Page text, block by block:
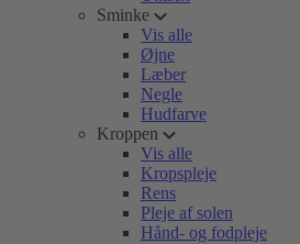
Sminke
Vis alle
Øjne
Læber
Negle
Hudfarve
Kroppen
Vis alle
Kropspleje
Rens
Pleje af solen
Hånd- og fodpleje